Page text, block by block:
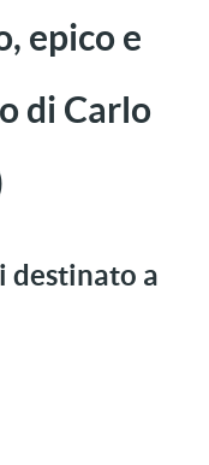
epico e
di Carlo
destinato a